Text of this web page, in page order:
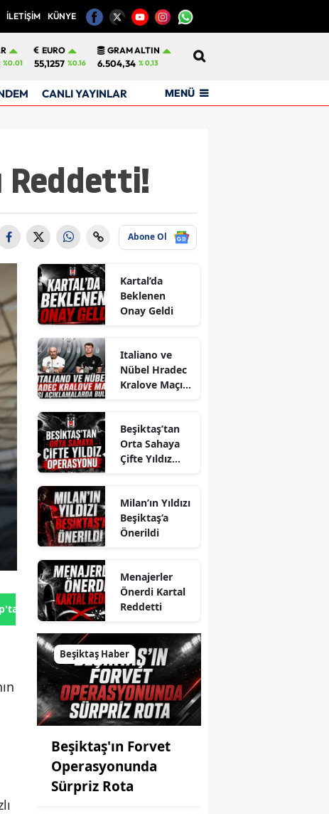
İLETİŞİM KÜNYE
%0.01
EURO
55,1257 %0.16
GRAM ALTIN
6.504,34 % 0,13
CANLI YAYINLAR MENÜ
Reddetti!
Abone Ol
Gönder
Kartal’da
Beklenen
Onay Geldi
Italiano ve
Nübel Hradec
Kralove Maçı
Bulundu
Beşiktaş’tan
Orta Sahaya
Çifte Yıldız
Milan’ın Yıldızı
Beşiktaş’a
Önerildi
Menajerler
Önerdi Kartal
Reddetti
Beşiktaş Haber
Beşiktaş'ın Forvet
Operasyonunda
Sürpriz Rota